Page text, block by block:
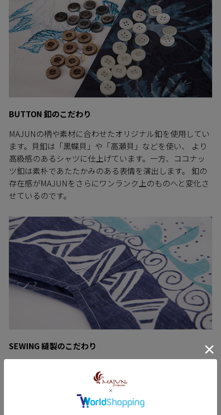
BUTTON 釦のこだわり
MAJUNの柄や素材に合わせたオリジナル釦を使用してい
ます。貝釦は「黒蝶貝」や「高瀬貝」などを使い、 より
高級感のあるシャツに仕上げています。一方、ココナッ
ツ釦は素朴であたたかみのある表情を演出します。 釦の
存在感がMAJUNをさらにワンランク上のものへと変化さ
せているのです。
SEWING 縫製のこだわり
ハン繊維の熟練の技をもつ職人たちによって一枚一枚丁
寧に縫われています。弊社の縫製工場では沖縄県内でい
ち早く「※巻き伏せ縫い」の技術を確立しており、